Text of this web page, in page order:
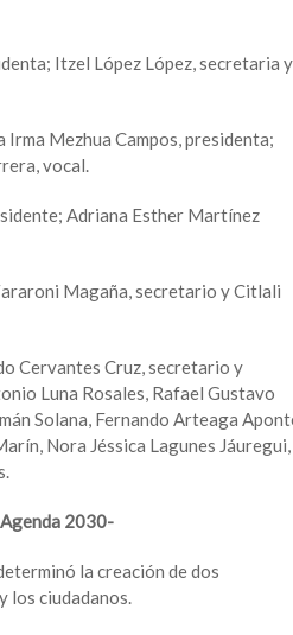
Itzel López López, secretaria y
Irma Mezhua Campos, presidenta;
vocal.
Adriana Esther Martínez
Magaña, secretario y Citlali
Cervantes Cruz, secretario y
Luna Rosales, Rafael Gustavo
Solana, Fernando Arteaga
Nora Jéssica Lagunes Jáuregui,
2030-
la creación de dos
los ciudadanos.